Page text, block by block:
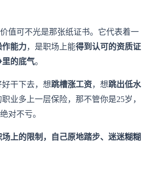
值可不光是那张纸证书。它代表着一
作能力，是职场上能得到认可的资质证
里的底气。
干下去，想跳槽涨工资，想跳出低水
业多上一层保险，那不管你是25岁，
对不亏。
上的限制，自己原地踏步、迷迷糊糊